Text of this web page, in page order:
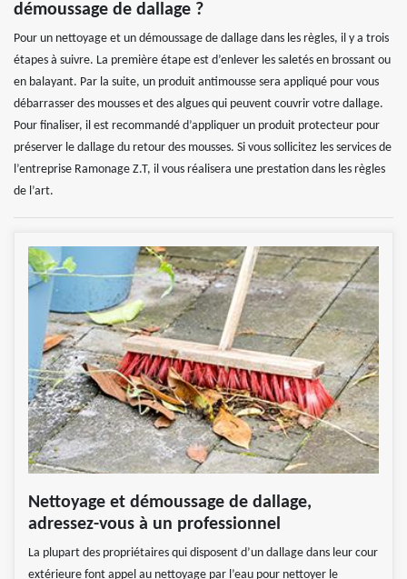
démoussage de dallage ?
Pour un nettoyage et un démoussage de dallage dans les règles, il y a trois
étapes à suivre. La première étape est d’enlever les saletés en brossant ou
en balayant. Par la suite, un produit antimousse sera appliqué pour vous
débarrasser des mousses et des algues qui peuvent couvrir votre dallage.
Pour finaliser, il est recommandé d’appliquer un produit protecteur pour
préserver le dallage du retour des mousses. Si vous sollicitez les services de
l’entreprise Ramonage Z.T, il vous réalisera une prestation dans les règles
de l’art.
Nettoyage et démoussage de dallage,
adressez-vous à un professionnel
La plupart des propriétaires qui disposent d’un dallage dans leur cour
extérieure font appel au nettoyage par l’eau pour nettoyer le